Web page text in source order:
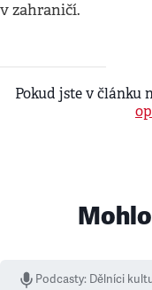
v zahraničí.
Pokud jste v článku
Podcasty: Dělníci